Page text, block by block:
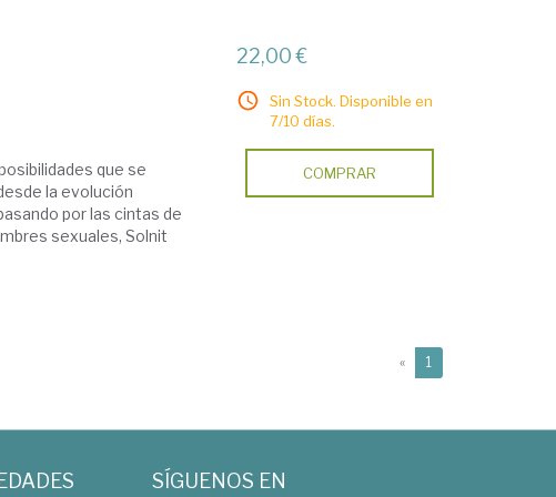
que se
la evolución
por las cintas de
sexuales, Solnit
22,00 €
Sin Stock. Disponible en
7/10 días.
COMPRAR
« 1
SÍGUENOS EN